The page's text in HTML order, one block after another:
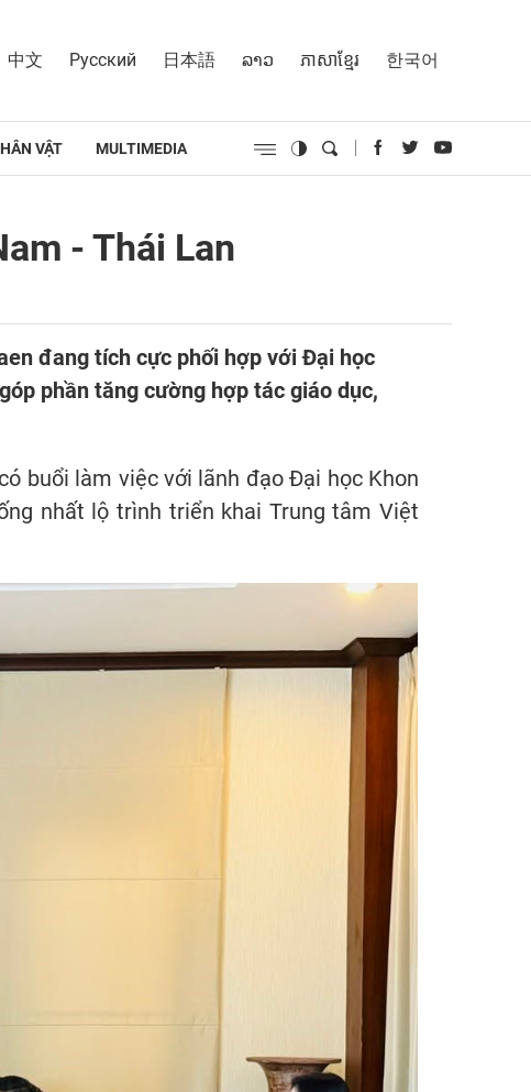
中文 Русский 日本語 ລາວ ភាសាខ្មែរ 한국어
VẬT MULTIMEDIA
- Thái Lan
đang tích cực phối hợp với Đại học
phần tăng cường hợp tác giáo dục,
buổi làm việc với lãnh đạo Đại học Khon
nhất lộ trình triển khai Trung tâm Việt